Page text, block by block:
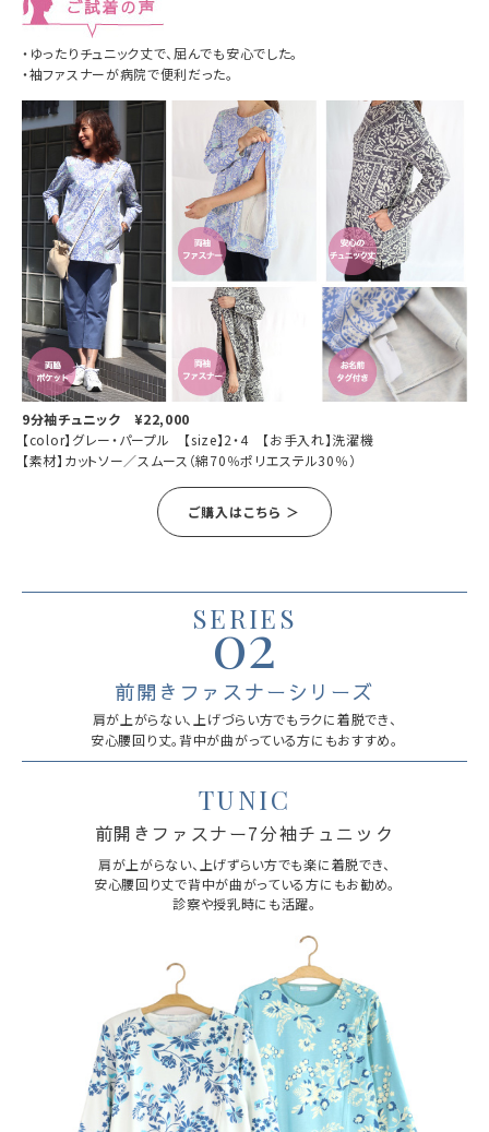
・ゆったりチュニック丈で、屈んでも安心でした。
・袖ファスナーが病院で便利だった。
9分袖チュニック ¥22,000
【color】グレー・パープル 【size】2・4 【お手入れ】洗濯機
【素材】カットソー／スムース（綿70％ポリエステル30％）
ご購入はこちら ＞
SERIES
02
前開きファスナーシリーズ
肩が上がらない、上げづらい方でもラクに着脱でき、
安心腰回り丈。背中が曲がっている方にもおすすめ。
TUNIC
前開きファスナー7分袖チュニック
肩が上がらない、上げずらい方でも楽に着脱でき、
安心腰回り丈で背中が曲がっている方にもお勧め。
診察や授乳時にも活躍。